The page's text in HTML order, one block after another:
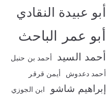
أبو عبيدة النقادي
أبو عمر الباحث
أحمد السيد
أحمد بن حنبل
أحمد دعدوش
أيمن قرقر
إبراهيم شاشو ابن الجوزي